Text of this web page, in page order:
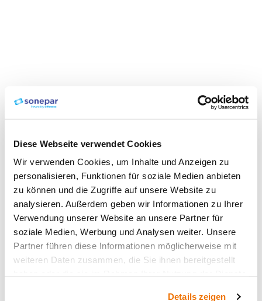
Diese Webseite verwendet Cookies
Wir verwenden Cookies, um Inhalte und Anzeigen zu
personalisieren, Funktionen für soziale Medien anbieten
zu können und die Zugriffe auf unsere Website zu
analysieren. Außerdem geben wir Informationen zu Ihrer
Verwendung unserer Website an unsere Partner für
soziale Medien, Werbung und Analysen weiter. Unsere
Partner führen diese Informationen möglicherweise mit
weiteren Daten zusammen, die Sie ihnen bereitgestellt
Details zeigen